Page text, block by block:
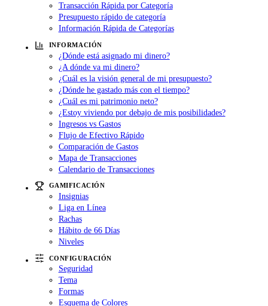
Transacción Rápida por Categoría
Presupuesto rápido de categoría
Información Rápida de Categorías
INFORMACIÓN
¿Dónde está asignado mi dinero?
¿A dónde va mi dinero?
¿Cuál es la visión general de mi presupuesto?
¿Dónde he gastado más con el tiempo?
¿Cuál es mi patrimonio neto?
¿Estoy viviendo por debajo de mis posibilidades?
Ingresos vs Gastos
Flujo de Efectivo Rápido
Comparación de Gastos
Mapa de Transacciones
Calendario de Transacciones
GAMIFICACIÓN
Insignias
Liga en Línea
Rachas
Hábito de 66 Días
Niveles
CONFIGURACIÓN
Seguridad
Tema
Formas
Esquema de Colores